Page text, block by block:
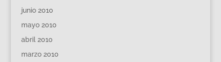
junio 2010
mayo 2010
abril 2010
marzo 2010